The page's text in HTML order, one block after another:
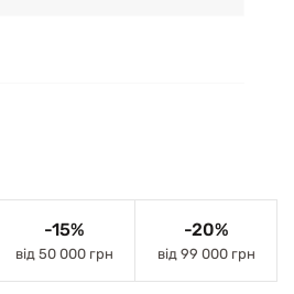
-15%
від 50 000 грн
-20%
від 99 000 грн